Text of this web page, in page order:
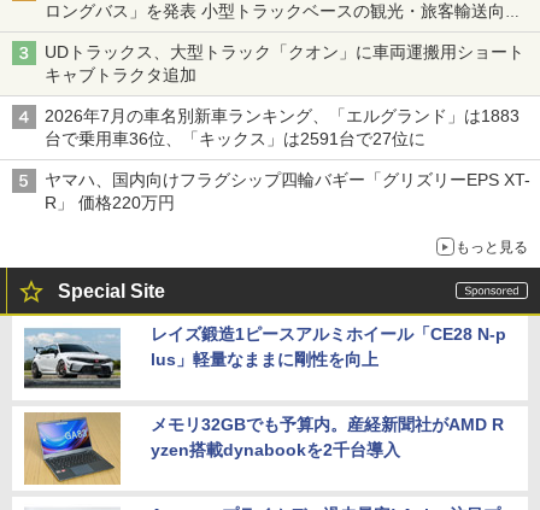
ロングバス」を発表 小型トラックベースの観光・旅客輸送向け
バス
UDトラックス、大型トラック「クオン」に車両運搬用ショート
キャブトラクタ追加
2026年7月の車名別新車ランキング、「エルグランド」は1883
台で乗用車36位、「キックス」は2591台で27位に
ヤマハ、国内向けフラグシップ四輪バギー「グリズリーEPS XT-
R」 価格220万円
もっと見る
Special Site
レイズ鍛造1ピースアルミホイール「CE28 N-p
lus」軽量なままに剛性を向上
メモリ32GBでも予算内。産経新聞社がAMD R
yzen搭載dynabookを2千台導入